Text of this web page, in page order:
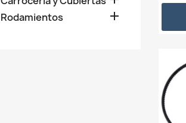
Rodamientos 